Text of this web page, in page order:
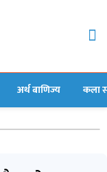
अर्थ बाणिज्य कला